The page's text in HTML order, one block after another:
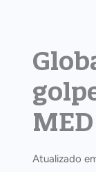
MED
Atualizado